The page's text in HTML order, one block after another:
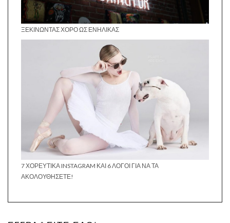
ΞΕΚΙΝΏΝΤΑΣ ΧΟΡΌ ΩΣ ΕΝΉΛΙΚΑΣ
7 ΧΟΡΕΥΤΙΚΆ INSTAGRAM ΚΑΙ 6 ΛΌΓΟΙ ΓΙΑ ΝΑ ΤΑ
ΑΚΟΛΟΥΘΉΣΕΤΕ!